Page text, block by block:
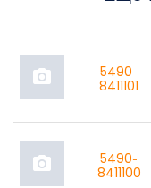
photo_camera
5490-
8411101
photo_camera
5490-
8411100